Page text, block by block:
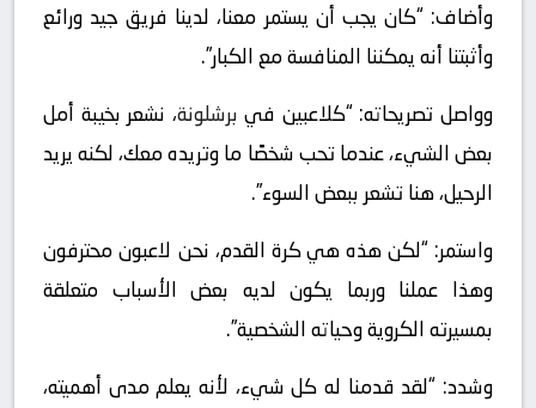
وأضاف: “كان يجب أن يستمر معنا، لدينا فريق جيد ورائع
وأثبتنا أنه يمكننا المنافسة مع الكبار”.
وواصل تصريحاته: “كلاعبين في برشلونة، نشعر بخيبة أمل
بعض الشيء، عندما تحب شخصًا ما وتريده معك، لكنه يريد
الرحيل، هنا تشعر ببعض السوء”.
واستمر: “لكن هذه هي كرة القدم، نحن لاعبون محترفون
وهذا عملنا وربما يكون لديه بعض الأسباب متعلقة
بمسيرته الكروية وحياته الشخصية”.
وشدد: “لقد قدمنا له كل شيء، لأنه يعلم مدى أهميته،